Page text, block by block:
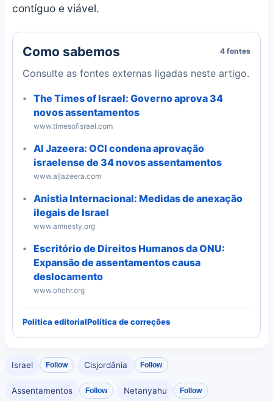
contíguo e viável.
Como sabemos 4 fontes
Consulte as fontes externas ligadas neste artigo.
The Times of Israel: Governo aprova 34
novos assentamentos
www.timesofisrael.com
Al Jazeera: OCI condena aprovação
israelense de 34 novos assentamentos
www.aljazeera.com
Anistia Internacional: Medidas de anexação
ilegais de Israel
www.amnesty.org
Escritório de Direitos Humanos da ONU:
Expansão de assentamentos causa
deslocamento
www.ohchr.org
Política editorialPolítica de correções
Israel Follow Cisjordânia Follow
Assentamentos Follow Netanyahu Follow